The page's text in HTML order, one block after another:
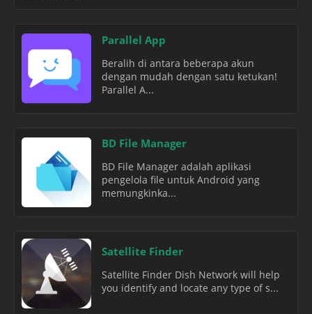
Parallel App
Beralih di antara beberapa akun
dengan mudah dengan satu ketukan!
Parallel A...
BD File Manager
BD File Manager adalah aplikasi
pengelola file untuk Android yang
memungkinka...
Satellite Finder
Satellite Finder Dish Network will help
you identify and locate any type of s...